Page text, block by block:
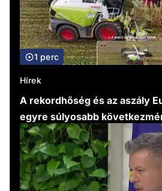
1 perc
Hírek
A rekordhőség és az aszály
egyre súlyosabb